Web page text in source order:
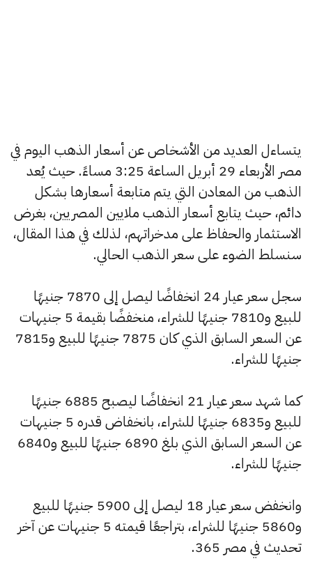
يتساءل العديد من الأشخاص عن أسعار الذهب اليوم في
مصر الأربعاء 29 أبريل الساعة 3:25 مساءً. حيث يُعد
الذهب من المعادن التي يتم متابعة أسعارها بشكل
دائم، حيث يتابع أسعار الذهب ملايين المصريين، بغرض
الاستثمار والحفاظ على مدخراتهم، لذلك في هذا المقال،
سنسلط الضوء على سعر الذهب الحالي.
سجل سعر عيار 24 انخفاضًا ليصل إلى 7870 جنيهًا
للبيع و7810 جنيهًا للشراء، منخفضًا بقيمة 5 جنيهات
عن السعر السابق الذي كان 7875 جنيهًا للبيع و7815
جنيهًا للشراء.
كما شهد سعر عيار 21 انخفاضًا ليصبح 6885 جنيهًا
للبيع و6835 جنيهًا للشراء، بانخفاض قدره 5 جنيهات
عن السعر السابق الذي بلغ 6890 جنيهًا للبيع و6840
جنيهًا للشراء.
وانخفض سعر عيار 18 ليصل إلى 5900 جنيهًا للبيع
و5860 جنيهًا للشراء، بتراجعًا قيمته 5 جنيهات عن آخر
تحديث في مصر 365.